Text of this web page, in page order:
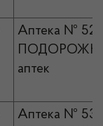
Аптека № 52
аптек
Аптека № 53